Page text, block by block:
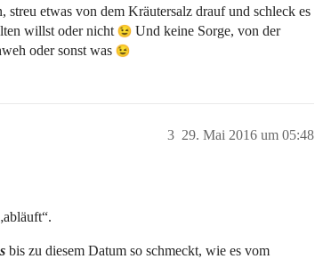
etwas von dem Kräutersalz drauf und schleck es
willst oder nicht
Und keine Sorge, von der
oder sonst was
29. Mai 2016 um 05:48
3
bis zu diesem Datum so schmeckt, wie es vom